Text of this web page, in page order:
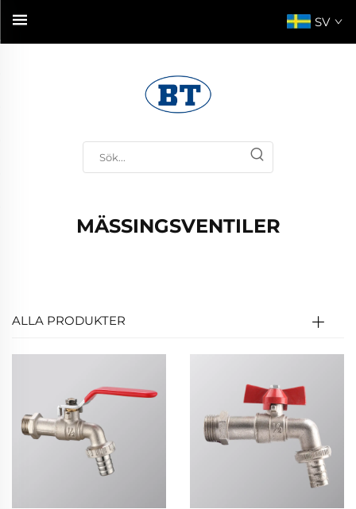
SV
MÄSSINGSVENTILER
ALLA PRODUKTER